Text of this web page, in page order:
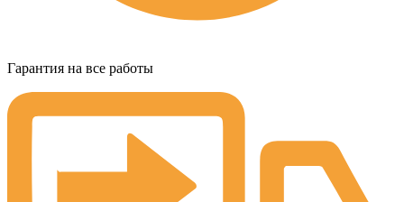
Гарантия на все работы